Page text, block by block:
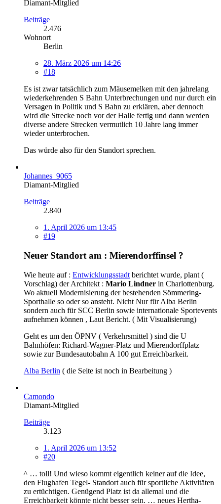
Diamant-Mitglied
Beiträge
2.476
Wohnort
Berlin
28. März 2026 um 14:26
#18
Es ist zwar tatsächlich zum Mäusemelken mit den jahrelang
wiederkehrenden S Bahn Unterbrechungen und nur durch ein
Versagen in Politik und S Bahn zu erklären, aber dennoch
wird die Strecke noch vor der Halle fertig und dann werden
diverse andere Strecken vermutlich 10 Jahre lang immer
wieder unterbrochen.
Das würde also für den Standort sprechen.
Johannes_9065
Diamant-Mitglied
Beiträge
2.840
1. April 2026 um 13:45
#19
Neuer Standort am : Mierendorffinsel ?
Wie heute auf : Entwicklungsstadt berichtet wurde, plant (
Vorschlag) der Architekt : Mario Lindner in Charlottenburg.
Wo aktuell Modernisierung der bestehenden Sömmering-
Sporthalle so oder so ansteht. Nicht Nur für Alba Berlin
sondern auch für SCC Berlin sowie internationale Sportevents
aufnehmen können , Laut Bericht. ( Mit Visualisierung)
Geht es um den ÖPNV ( Verkehrsmittel ) sind die U
Bahnhöfen: Richard-Wagner-Platz und Mierendorffplatz
sowie zur Bundesautobahn A 100 gut Erreichbarkeit.
Alba Berlin ( die Seite ist noch in Bearbeitung )
Camondo
Diamant-Mitglied
Beiträge
3.123
1. April 2026 um 13:52
#20
^ … toll! Und wieso kommt eigentlich keiner auf die Idee,
den Flughafen Tegel- Standort auch für sportliche Aktivitäten
zu ertüchtigen. Genügend Platz ist da allemal und die
Erreichbarkeit könnte nicht besser sein. … neues Hertha-